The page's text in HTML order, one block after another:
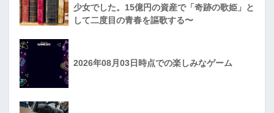
少女でした。15億円の資産で「奇跡の歌姫」と
して二度目の青春を謳歌する〜
2026年08月03日時点での楽しみなゲーム